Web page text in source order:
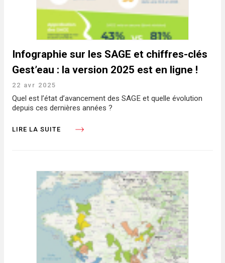
Infographie sur les SAGE et chiffres-clés
Gest’eau : la version 2025 est en ligne !
22 avr 2025
Quel est l’état d’avancement des SAGE et quelle évolution
depuis ces dernières années ?
LIRE LA SUITE